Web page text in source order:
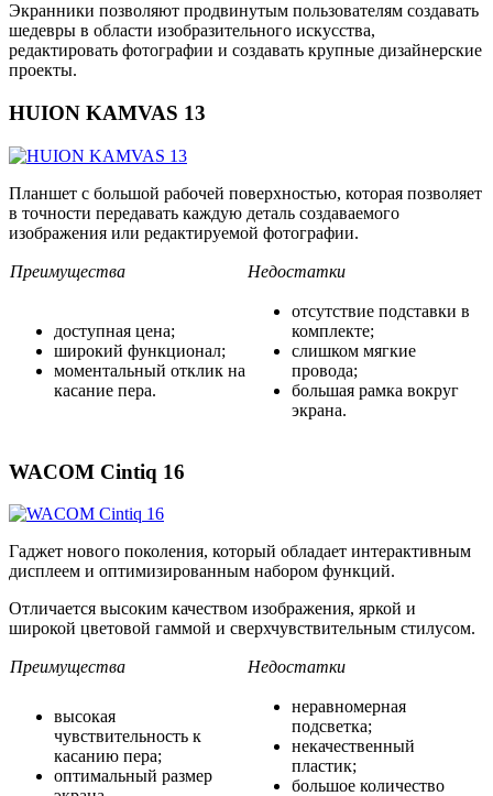
Экранники позволяют продвинутым пользователям создавать
шедевры в области изобразительного искусства,
редактировать фотографии и создавать крупные дизайнерские
проекты.
HUION KAMVAS 13
Планшет с большой рабочей поверхностью, которая позволяет
в точности передавать каждую деталь создаваемого
изображения или редактируемой фотографии.
Преимущества Недостатки
доступная цена;
широкий функционал;
моментальный отклик на
касание пера.
отсутствие подставки в
комплекте;
слишком мягкие
провода;
большая рамка вокруг
экрана.
WACOM Cintiq 16
Гаджет нового поколения, который обладает интерактивным
дисплеем и оптимизированным набором функций.
Отличается высоким качеством изображения, яркой и
широкой цветовой гаммой и сверхчувствительным стилусом.
Преимущества Недостатки
высокая
чувствительность к
касанию пера;
оптимальный размер
неравномерная
подсветка;
некачественный
пластик;
большое количество